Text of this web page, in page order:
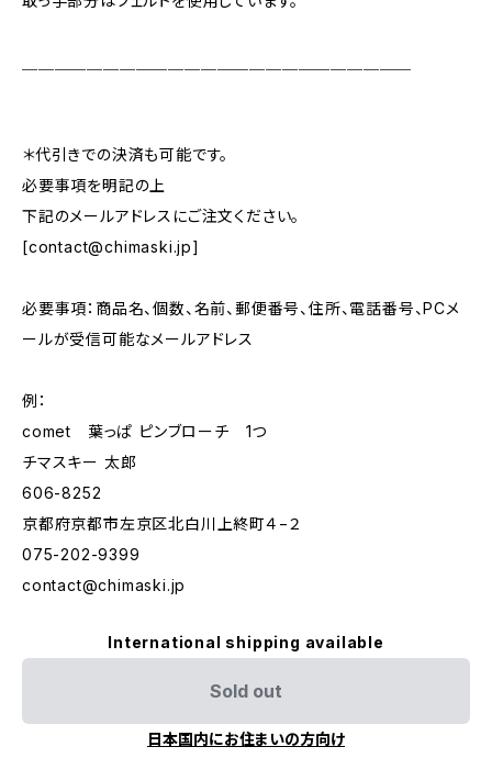
＊代引きでの決済も可能です。
必要事項を明記の上
下記のメールアドレスにご注文ください。
[contact@chimaski.jp]
必要事項：商品名、個数、名前、郵便番号、住所、電話番号、PCメ
ールが受信可能なメールアドレス
例：
comet 葉っぱ ピンブローチ 1つ
チマスキー 太郎
606-8252
京都府京都市左京区北白川上終町４−２
075-202-9399
contact@chimaski.jp
International shipping available
Sold out
日本国内にお住まいの方向け